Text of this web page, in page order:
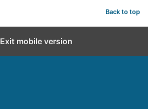
Back to top
Exit mobile version